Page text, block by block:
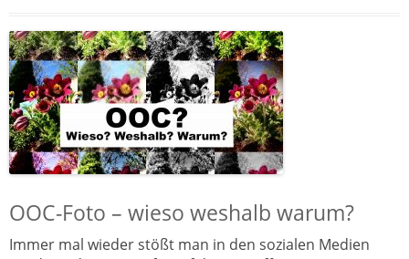
OOC-Foto – wieso weshalb warum?
Immer mal wieder stößt man in den sozialen Medien